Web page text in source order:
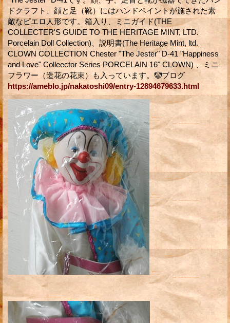
ドクラフト、顔と足（靴）にはハンドペイントが施された素
敵なピエロ人形です。箱入り、ミニガイド(THE
COLLECTER'S GUIDE TO THE HERITAGE MINT, LTD.
Porcelain Doll Collection)、説明書(The Heritage Mint, ltd.
CLOWN COLLECTION Chester "The Jester" D-41 "Happiness
and Love" Colleector Series PORCELAIN 16" CLOWN) 、ミニ
フラワー（造花の花束）も入っています。🤡ブログ
https://ameblo.jp/nakatoshi09/entry-12894679633.html